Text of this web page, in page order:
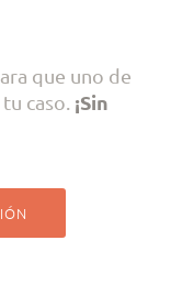
que uno de
caso. ¡Sin